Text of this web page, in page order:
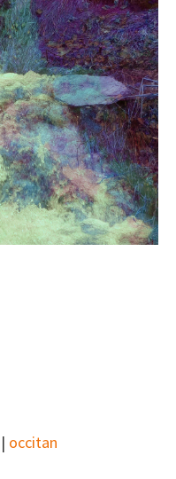
| occitan